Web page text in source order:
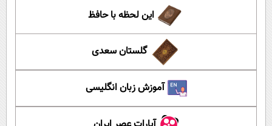
این لحظه با حافظ
گلستان سعدی
آموزش زبان انگلیسی